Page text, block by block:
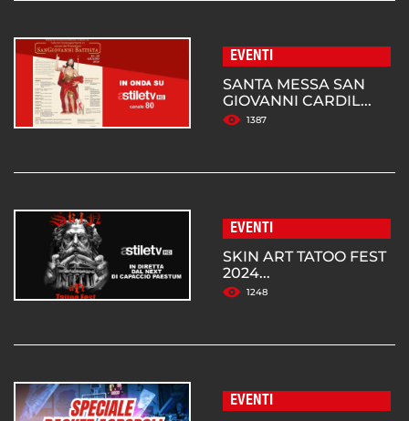
EVENTI
SANTA MESSA SAN
GIOVANNI CARDIL...
1387
EVENTI
SKIN ART TATOO FEST
2024...
1248
EVENTI